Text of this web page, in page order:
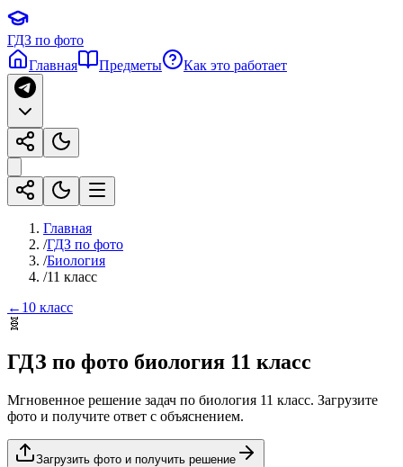
ГДЗ по фото
Главная
Предметы Как это работает
Главная
/ГДЗ по фото
/Биология
/11 класс
← 10 класс
🧬
ГДЗ по фото биология 11 класс
Мгновенное решение задач по биология 11 класс. Загрузите
фото и получите ответ с объяснением.
Загрузить фото и получить решение